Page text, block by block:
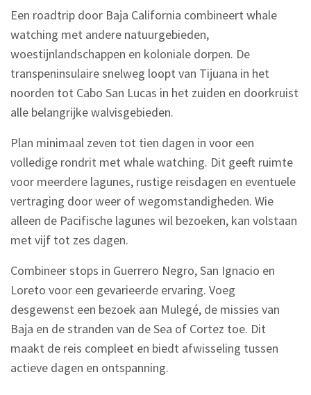
Een roadtrip door Baja California combineert whale
watching met andere natuurgebieden,
woestijnlandschappen en koloniale dorpen. De
transpeninsulaire snelweg loopt van Tijuana in het
noorden tot Cabo San Lucas in het zuiden en doorkruist
alle belangrijke walvisgebieden.
Plan minimaal zeven tot tien dagen in voor een
volledige rondrit met whale watching. Dit geeft ruimte
voor meerdere lagunes, rustige reisdagen en eventuele
vertraging door weer of wegomstandigheden. Wie
alleen de Pacifische lagunes wil bezoeken, kan volstaan
met vijf tot zes dagen.
Combineer stops in Guerrero Negro, San Ignacio en
Loreto voor een gevarieerde ervaring. Voeg
desgewenst een bezoek aan Mulegé, de missies van
Baja en de stranden van de Sea of Cortez toe. Dit
maakt de reis compleet en biedt afwisseling tussen
actieve dagen en ontspanning.